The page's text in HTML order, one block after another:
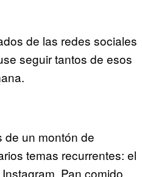
de las redes sociales
seguir tantos de esos
de un montón de
temas recurrentes: el
Pan comido.